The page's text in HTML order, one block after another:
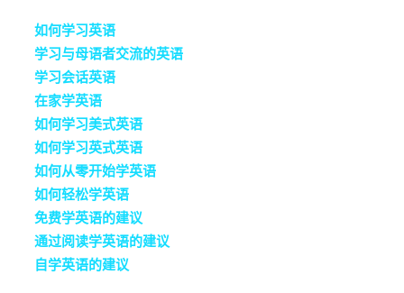
如何学习英语
学习与母语者交流的英语
学习会话英语
在家学英语
如何学习美式英语
如何学习英式英语
如何从零开始学英语
如何轻松学英语
免费学英语的建议
通过阅读学英语的建议
自学英语的建议